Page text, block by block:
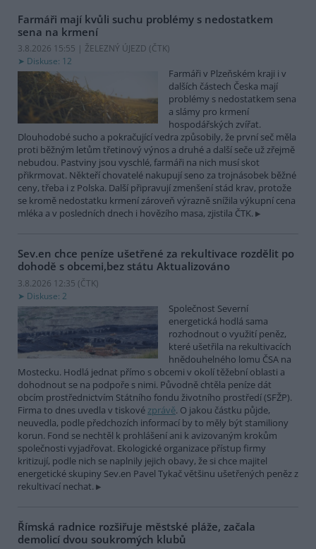
Farmáři mají kvůli suchu problémy s nedostatkem
sena na krmení
3.8.2026 15:55 | ŽELEZNÝ ÚJEZD (ČTK)
Diskuse: 12
Farmáři v Plzeňském kraji i v
dalších částech Česka mají
problémy s nedostatkem sena
a slámy pro krmení
hospodářských zvířat.
Dlouhodobé sucho a pokračující vedra způsobily, že první seč měla
proti běžným letům třetinový výnos a druhé a další seče už zřejmě
nebudou. Pastviny jsou vyschlé, farmáři na nich musí skot
přikrmovat. Někteří chovatelé nakupují seno za trojnásobek běžné
ceny, třeba i z Polska. Další připravují zmenšení stád krav, protože
se kromě nedostatku krmení zároveň výrazně snížila výkupní cena
mléka a v posledních dnech i hovězího masa, zjistila ČTK.
Sev.en chce peníze ušetřené za rekultivace rozdělit po
dohodě s obcemi,bez státu Aktualizováno
3.8.2026 12:35 (ČTK)
Diskuse: 2
Společnost Severní
energetická hodlá sama
rozhodnout o využití peněz,
které ušetřila na rekultivacích
hnědouhelného lomu ČSA na
Mostecku. Hodlá jednat přímo s obcemi v okolí těžební oblasti a
dohodnout se na podpoře s nimi. Původně chtěla peníze dát
obcím prostřednictvím Státního fondu životního prostředí (SFŽP).
Firma to dnes uvedla v tiskovézprávě. O jakou částku půjde,
neuvedla, podle předchozích informací by to měly být stamiliony
korun. Fond se nechtěl k prohlášení ani k avizovaným krokům
společnosti vyjadřovat. Ekologické organizace přístup firmy
kritizují, podle nich se naplnily jejich obavy, že si chce majitel
energetické skupiny Sev.en Pavel Tykač většinu ušetřených peněz z
rekultivací nechat.
Římská radnice rozšiřuje městské pláže, začala
demolicí dvou soukromých klubů